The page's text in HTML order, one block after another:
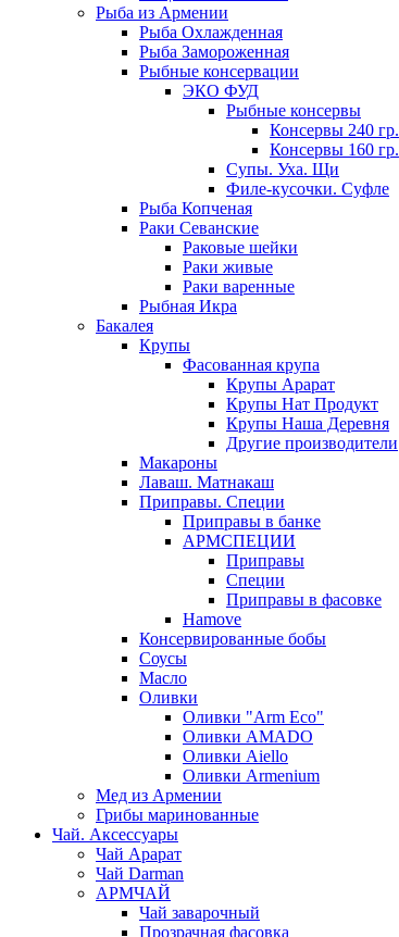
Рыба из Армении
Рыба Охлажденная
Рыба Замороженная
Рыбные консервации
ЭКО ФУД
Рыбные консервы
Консервы 240 гр.
Консервы 160 гр.
Супы. Уха. Щи
Филе-кусочки. Суфле
Рыба Копченая
Раки Севанские
Раковые шейки
Раки живые
Раки варенные
Рыбная Икра
Бакалея
Крупы
Фасованная крупа
Крупы Арарат
Крупы Нат Продукт
Крупы Наша Деревня
Другие производители
Макароны
Лаваш. Матнакаш
Приправы. Специи
Приправы в банке
АРМСПЕЦИИ
Приправы
Специи
Приправы в фасовке
Hamove
Консервированные бобы
Соусы
Масло
Оливки
Оливки "Arm Eco"
Оливки AMADO
Оливки Aiello
Оливки Armenium
Мед из Армении
Грибы маринованные
Чай. Аксессуары
Чай Арарат
Чай Darman
АРМЧАЙ
Чай заварочный
Прозрачная фасовка